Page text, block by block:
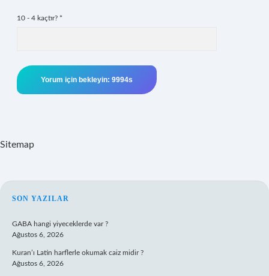
10 - 4 kaçtır? *
Sitemap
SIDEBAR
SON YAZILAR
GABA hangi yiyeceklerde var ?
Ağustos 6, 2026
Kuran’ı Latin harflerle okumak caiz midir ?
Ağustos 6, 2026